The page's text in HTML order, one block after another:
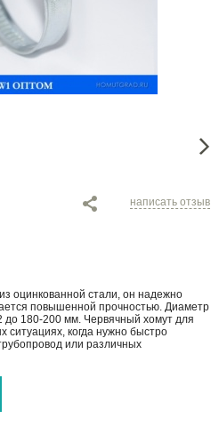
написать отзыв
оцинкованной стали, он надежно
повышенной прочностью. Диаметр
до 180-200 мм. Червячный хомут для
ситуациях, когда нужно быстро
или различных